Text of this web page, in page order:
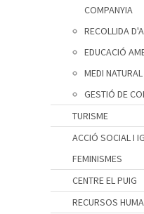
COMPANYIA
RECOLLIDA
EDUCACIÓ
MEDI NATURAL
GESTIÓ DE
TURISME
ACCIÓ SOCIAL I
FEMINISMES
CENTRE EL PUIG
RECURSOS